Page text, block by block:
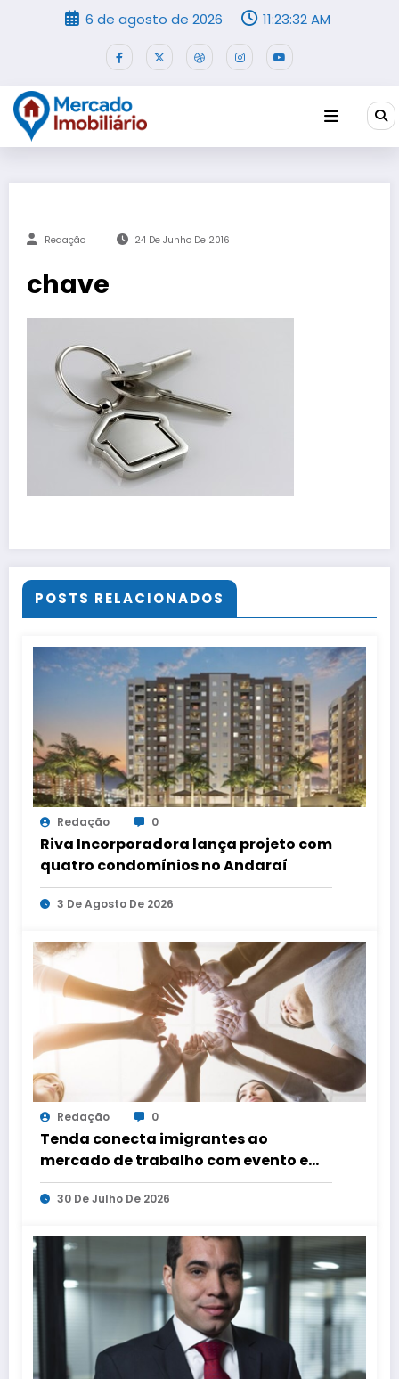
6 de agosto de 2026 11:23:32 AM
Redação 24 De Junho De 2016
chave
POSTS RELACIONADOS
Redação 0
Riva Incorporadora lança projeto com
quatro condomínios no Andaraí
3 De Agosto De 2026
Redação 0
Tenda conecta imigrantes ao
mercado de trabalho com evento em
três capitais
30 De Julho De 2026